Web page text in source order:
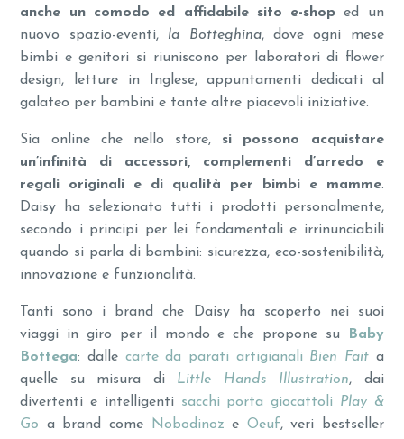
anche un comodo ed affidabile sito e-shop ed un
nuovo spazio-eventi, la Botteghina, dove ogni mese
bimbi e genitori si riuniscono per laboratori di flower
design, letture in Inglese, appuntamenti dedicati al
galateo per bambini e tante altre piacevoli iniziative.
Sia online che nello store, si possono acquistare
un’infinità di accessori, complementi d’arredo e
regali originali e di qualità per bimbi e mamme.
Daisy ha selezionato tutti i prodotti personalmente,
secondo i principi per lei fondamentali e irrinunciabili
quando si parla di bambini: sicurezza, eco-sostenibilità,
innovazione e funzionalità.
Tanti sono i brand che Daisy ha scoperto nei suoi
viaggi in giro per il mondo e che propone su
Baby
Bottega: dalle carte da parati artigianali Bien Faita
quelle su misura di Little Hands Illustration, dai
divertenti e intelligenti sacchi porta giocattoli Play &
Go a brand come Nobodinoz e Oeuf, veri bestseller